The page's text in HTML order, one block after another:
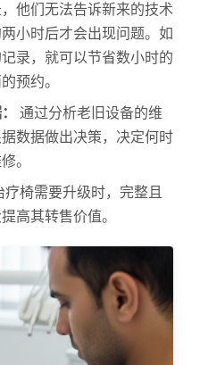
他们无法告诉新来的技术
小时后才会出现问题。如
录，就可以节省数小时的
预约。
通过分析老旧设备的维
数据做出决策，决定何时
。
疗椅需要升级时，完整且
高其转售价值。